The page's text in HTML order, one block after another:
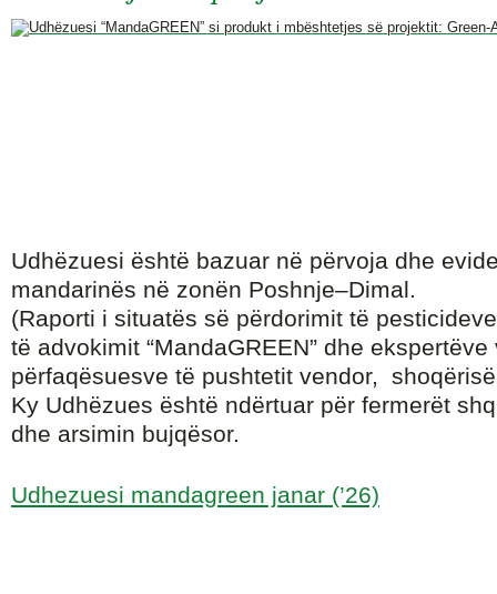
Udhëzuesi është bazuar në përvoja dhe
mandarinës në zonën Poshnje–Dimal.
(Raporti i situatës së përdorimit të
të advokimit “MandaGREEN” dhe
përfaqësuesve të pushtetit vendor,
Ky Udhëzues është ndërtuar për fermerët
dhe arsimin bujqësor.
Udhezuesi mandagreen janar (’26)